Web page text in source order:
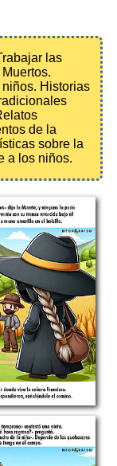
las
Historias
de la
sobre la
a los niños.